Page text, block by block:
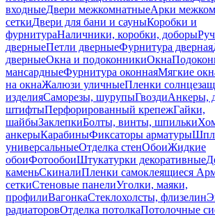
входныеДвери межкомнатныеАрки
сеткиДвери для бани и сауныКоробки и
фурнитураНаличники, коробки, доборы
дверныеПетли дверныеФурнитура дверная
дверныеОкна и подоконникиОкна
мансардныеФурнитура оконнаяМягкие
на окнаЖалюзи уличныеПленки
изделияСаморезы, шурупыГвоздиАнкеры,
штифтыПерфорированный крепежГайки,
шайбыЗаклепкиБолты, винты, шпильки
анкерыКарабиныФиксаторы арматуры
универсальныеОтделка стенОбоиЖидкие
обоиФотообоиШтукатурки декоративные
каменьСкиналиПленки самоклеящиеся
сеткиСтеновые панелиУголки, маяки,
профилиВагонкаСтеклохолсты, флизелин
радиаторовОтделка потолкаПотолочные